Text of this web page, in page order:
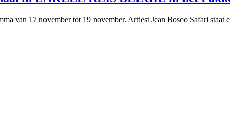
van 17 november tot 19 november. Artiest Jean Bosco Safari